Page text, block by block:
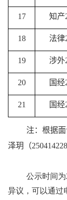
17 知产
18 法律
19 涉外
20 国经
21 国经
注：根据
泽玥（
公示时间为
异议，可以通过